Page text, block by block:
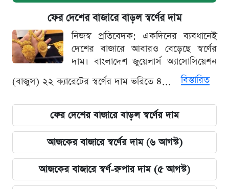
ফের দেশের বাজারে বাড়ল স্বর্ণের দাম
নিজস্ব প্রতিবেদক: একদিনের ব্যবধানেই
দেশের বাজারে আবারও বেড়েছে স্বর্ণের
দাম। বাংলাদেশ জুয়েলার্স অ্যাসোসিয়েশন
(বাজুস) ২২ ক্যারেটের স্বর্ণের দাম ভরিতে ৪...
বিস্তারিত
ফের দেশের বাজারে বাড়ল স্বর্ণের দাম
আজকের বাজারে স্বর্ণের দাম (৬ আগস্ট)
আজকের বাজারে স্বর্ণ-রুপার দাম (৫ আগস্ট)